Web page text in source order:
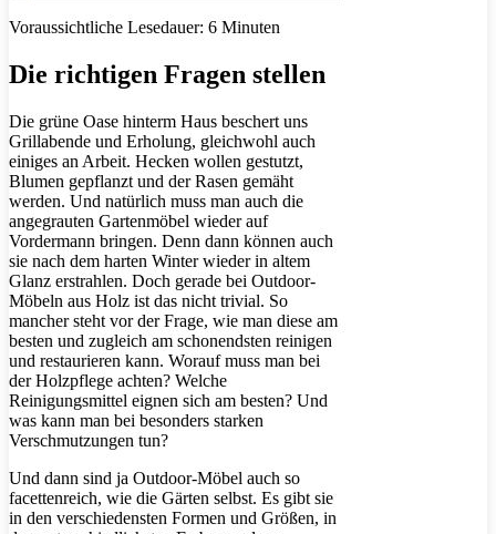
Voraussichtliche Lesedauer: 6 Minuten
Die richtigen Fragen stellen
Die grüne Oase hinterm Haus beschert uns
Grillabende und Erholung, gleichwohl auch
einiges an Arbeit. Hecken wollen gestutzt,
Blumen gepflanzt und der Rasen gemäht
werden. Und natürlich muss man auch die
angegrauten Gartenmöbel wieder auf
Vordermann bringen. Denn dann können auch
sie nach dem harten Winter wieder in altem
Glanz erstrahlen. Doch gerade bei Outdoor-
Möbeln aus Holz ist das nicht trivial. So
mancher steht vor der Frage, wie man diese am
besten und zugleich am schonendsten reinigen
und restaurieren kann. Worauf muss man bei
der Holzpflege achten? Welche
Reinigungsmittel eignen sich am besten? Und
was kann man bei besonders starken
Verschmutzungen tun?
Und dann sind ja Outdoor-Möbel auch so
facettenreich, wie die Gärten selbst. Es gibt sie
in den verschiedensten Formen und Größen, in